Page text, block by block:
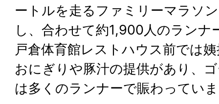
ートルを走るファミリーマラソ
し、合わせて約1,900人のランナ
戸倉体育館レストハウス前では
おにぎりや豚汁の提供があり、
は多くのランナーで賑わってい